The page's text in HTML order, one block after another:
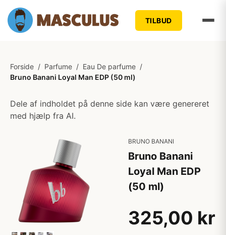
TILBUD
Forside / Parfume / Eau De parfume /
Bruno Banani Loyal Man EDP (50 ml)
Dele af indholdet på denne side kan være genereret
med hjælp fra AI.
BRUNO BANANI
Bruno Banani
Loyal Man EDP
(50 ml)
325,00 kr